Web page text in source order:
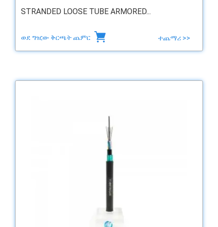
STRANDED LOOSE TUBE ARMORED...
ወደ ግዢው ቅርጫት ጨምር ተጨማሪ >>